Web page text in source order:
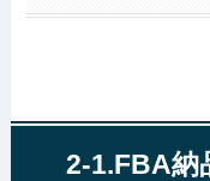
2-1.FBA納